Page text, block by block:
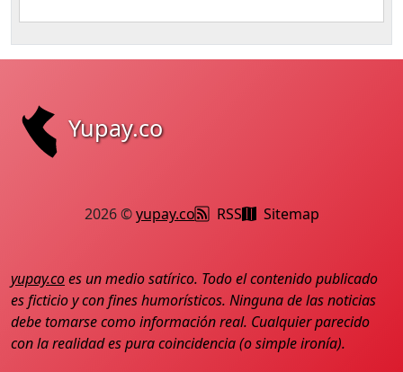
Yupay.co
2026 ©yupay.co RSS Sitemap
yupay.coes un medio satírico. Todo el contenido publicado
es ficticio y con fines humorísticos. Ninguna de las noticias
debe tomarse como información real. Cualquier parecido
con la realidad es pura coincidencia (o simple ironía).